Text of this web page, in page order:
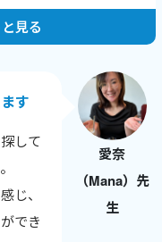
く気がつきますが、
本人が気づいていな
トを積極的に伝えて
話を教えることが楽
感想も励みになって
見る
愛奈
（Mana）先
生
す
して
じ、
でき